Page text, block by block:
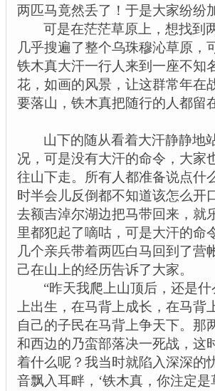
两匹马竟然丢了！于是大家纷纷
可是在茫茫草原上，想找到
几乎搜遍了整个乌珠穆沁草原，
铁木真大汗一行人来到一座不知
花，如画的风景，让这群常年在
要落山，铁木真把随行的人都留
山下的随从看着大汗静静地
况，可是没有大汗的命令，大家
往山下走。所有人都准备说点什
时半会儿反倒都不知道该怎么开
去额吉淖尔湖边把马带回来，就
里都犯起了嘀咕，可是大汗的命
几个亲兵带着两匹白马回到了营
己在山上的经历告诉了大家。
“昨天我爬上山顶后，还是
上出生，在马背上成长，在马
自己的子民在马背上争天下。那
和西边的乃蛮部落决一死战，这
着什么呢？我当时就陷入深深的
音飘入耳畔，‘铁木真，你注定